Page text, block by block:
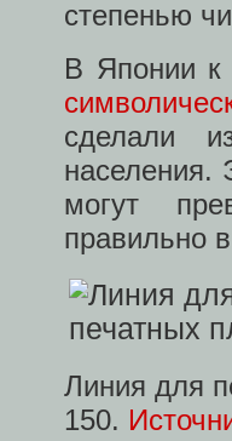
степенью
В Японии к
сделали
населения.
могут
правильно
Линия для
150.